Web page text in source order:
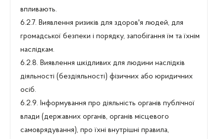
впливають.
6.2.7. Виявлення ризиків для здоров'я людей, для
громадської безпеки і порядку, запобігання їм та їхнім
наслідкам.
6.2.8. Виявлення шкідливих для людини наслідків
діяльності (бездіяльності) фізичних або юридичних
осіб.
6.2.9. Інформування про діяльність органів публічної
влади (державних органів, органів місцевого
самоврядування), про їхні внутрішні правила,